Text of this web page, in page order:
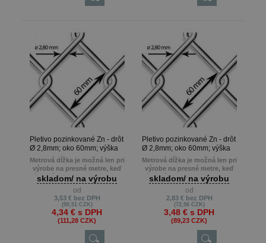
Pletivo pozinkované Zn - drôt
Ø 2,8mm; oko 60mm; výška
125cm
Metrová dĺžka je možná len pri
výrobe na presné metre, keď
zákazník potrebuje napr. 22m ,
13m atď.
Min. odber je 10 m.
skladom/ na výrobu
od
3,53 € bez DPH
(90,51 CZK)
4,34 € s DPH
(111,28 CZK)
Pletivo pozinkované Zn - drôt
Ø 2,8mm; oko 60mm; výška
100cm
Metrová dĺžka je možná len pri
výrobe na presné metre, keď
zákazník potrebuje napr. 22m ,
13m atď.
Min. odber je 10 m.
skladom/ na výrobu
od
2,83 € bez DPH
(72,56 CZK)
3,48 € s DPH
(89,23 CZK)